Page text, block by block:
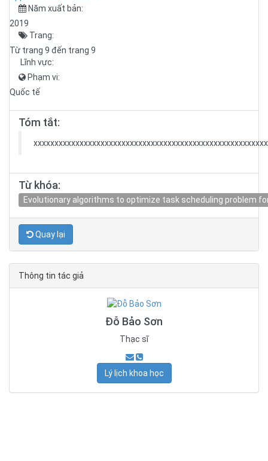
Năm xuất bản:
2019
Trang:
Từ trang 9 đến trang 9
Lĩnh vực:
Phạm vi:
Quốc tế
Tóm tắt:
Từ khóa:
Evolutionary algorithms to optimize task scheduling problem
Quay lại
Thông tin tác giả
Đỗ Bảo Sơn
Thạc sĩ
Lý lịch khoa học